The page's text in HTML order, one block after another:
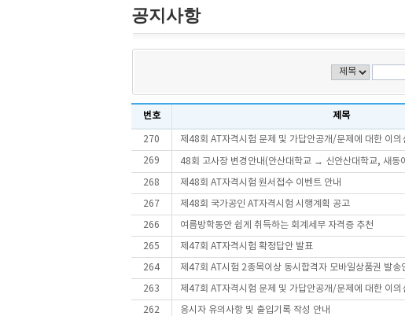
공지사항
번호 제목
270 제48회 AT자격시험 문제 및 가답안공개/문제에 대한 이의
269 48회 고사장 변경안내(안산대학교 → 신안산대학교, 새동
268 제48회 AT자격시험 원서접수 이벤트 안내
267 제48회 국가공인 AT자격시험 시행계획 공고
266 여름방학동안 쉽게 취득하는 회계세무 자격증 추천
265 제47회 AT자격시험 확정답안 발표
264 제47회 AT시험 2종목이상 동시합격자 모바일상품권 발송
263 제47회 AT자격시험 문제 및 가답안공개/문제에 대한 이의
262 응시자 유의사항 및 출입기록 작성 안내